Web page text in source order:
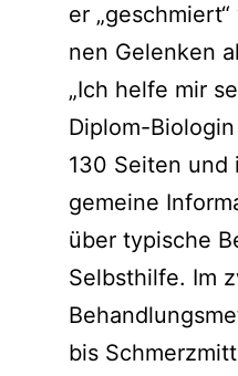
er
nen Gelenken
„Ich hel­fe mir
Diplom-
130 Seiten
ge­mei­ne
über typi­sche
Selbsthilfe. Im
bis